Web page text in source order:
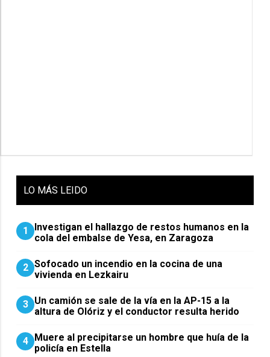
LO MÁS LEIDO
1
Investigan el hallazgo de restos humanos en la
cola del embalse de Yesa, en Zaragoza
2 Sofocado un incendio en la cocina de una
vivienda en Lezkairu
3 Un camión se sale de la vía en la AP-15 a la
altura de Olóriz y el conductor resulta herido
4
Muere al precipitarse un hombre que huía de la
policía en Estella